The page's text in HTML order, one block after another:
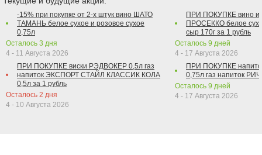
-15% при покупке от 2-х штук вино ШАТО
ТАМАНЬ белое сухое и розовое сухое
0,75л
Осталось 3 дня
4 - 11 Августа 2026
ПРИ ПОКУПКЕ виски РЭДВОКЕР 0,5л газ
напиток ЭКСПОРТ СТАЙЛ КЛАССИК КОЛА
0,5л за 1 рубль
Осталось 2 дня
4 - 10 Августа 2026
ПРИ ПОКУПКЕ вино
ПРОСЕККО белое
сыр 170г за 1 рубль
Осталось 9 дней
4 - 17 Августа 2026
ПРИ ПОКУПКЕ
0,75л газ напиток
Осталось 9 дней
4 - 17 Августа 2026